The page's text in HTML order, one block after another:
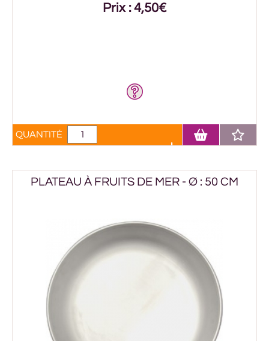
Prix : 4,50€
QUANTITÉ
PLATEAU À FRUITS DE MER - Ø : 50 CM